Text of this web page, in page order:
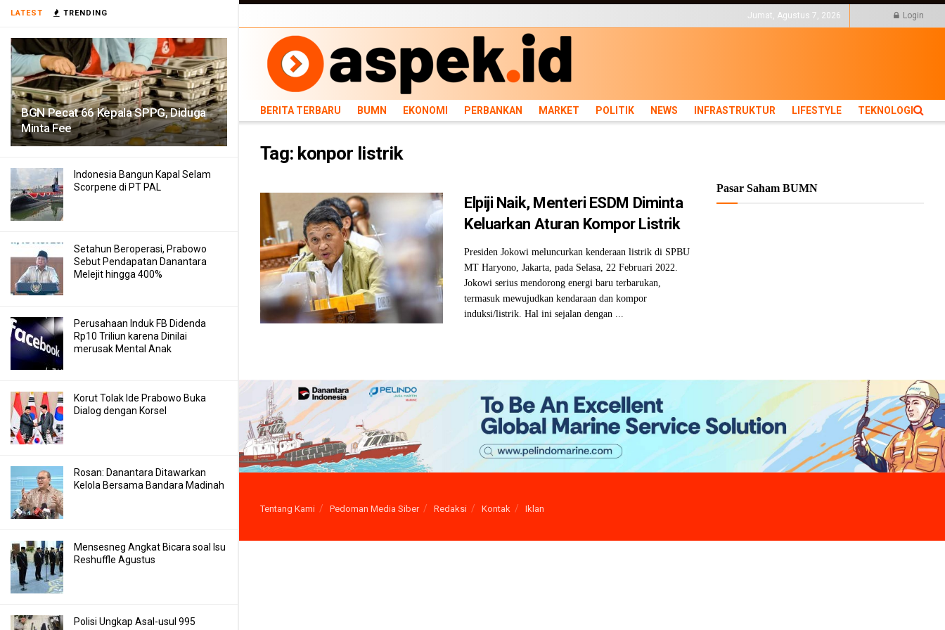
LATEST TRENDING
BGN Pecat 66 Kepala SPPG, Diduga
Minta Fee
Indonesia Bangun Kapal Selam
Scorpene di PT PAL
Setahun Beroperasi, Prabowo
Sebut Pendapatan Danantara
Melejit hingga 400%
Perusahaan Induk FB Didenda
Rp10 Triliun karena Dinilai
merusak Mental Anak
Korut Tolak Ide Prabowo Buka
Dialog dengan Korsel
Rosan: Danantara Ditawarkan
Kelola Bersama Bandara Madinah
Mensesneg Angkat Bicara soal Isu
Reshuffle Agustus
Polisi Ungkap Asal-usul 995
BERITA TERBARU BUMN EKONOMI PERBANKAN MARKET POLITIK NEWS INFRASTRUKTUR LIFESTYLE
TEKNOLOGI
Jumat, Agustus 7, 2026 Login
BERITA TERBARU BUMN EKONOMI PERBANKAN MARKET POLITIK NEWS INFRASTRUKTUR LIFESTYLE TEKNOLOGI
Tag: konpor listrik
Elpiji Naik, Menteri ESDM Diminta
Keluarkan Aturan Kompor Listrik
Presiden Jokowi meluncurkan kenderaan listrik di SPBU
MT Haryono, Jakarta, pada Selasa, 22 Februari 2022.
Jokowi serius mendorong energi baru terbarukan,
termasuk mewujudkan kendaraan dan kompor
induksi/listrik. Hal ini sejalan dengan ...
Pasar Saham BUMN
Tentang Kami Pedoman Media Siber Redaksi Kontak Iklan